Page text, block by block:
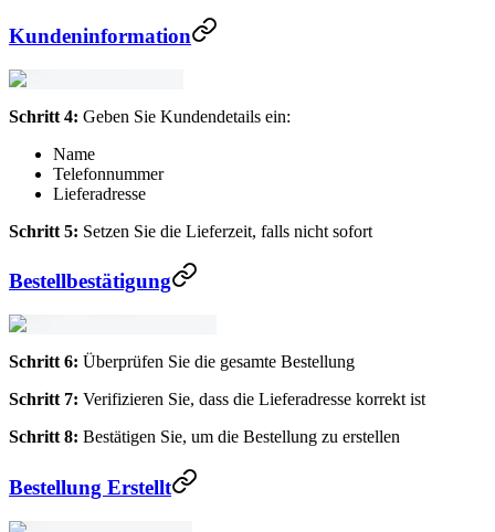
Kundeninformation
Schritt 4: Geben Sie Kundendetails ein:
Name
Telefonnummer
Lieferadresse
Schritt 5: Setzen Sie die Lieferzeit, falls nicht sofort
Bestellbestätigung
Schritt 6: Überprüfen Sie die gesamte Bestellung
Schritt 7: Verifizieren Sie, dass die Lieferadresse korrekt ist
Schritt 8: Bestätigen Sie, um die Bestellung zu erstellen
Bestellung Erstellt